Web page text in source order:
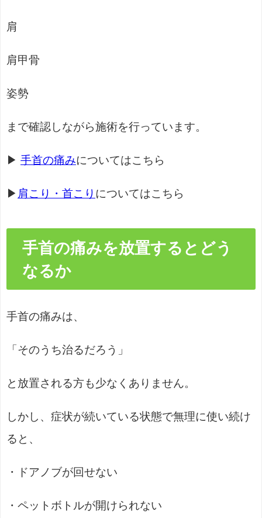
肩
肩甲骨
姿勢
まで確認しながら施術を行っています。
▶ 手首の痛みについてはこちら
▶ 肩こり・首こり についてはこちら
手首の痛みを放置するとどう
なるか
手首の痛みは、
「そのうち治るだろう」
と放置される方も少なくありません。
しかし、症状が続いている状態で無理に使い続け
ると、
・ドアノブが回せない
・ペットボトルが開けられない